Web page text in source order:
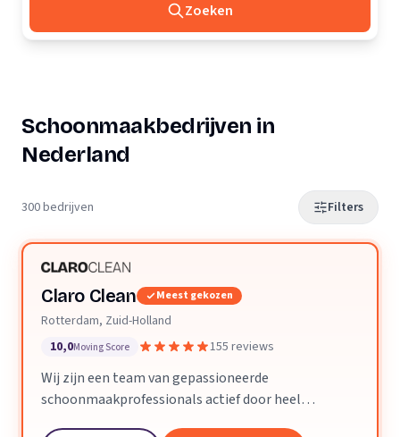
Zoeken
Schoonmaakbedrijven in
Nederland
300 bedrijven Filters
Claro Clean Meest gekozen
Rotterdam, Zuid-Holland
10,0Moving Score 155 reviews
Wij zijn een team van gepassioneerde
schoonmaakprofessionals actief door heel